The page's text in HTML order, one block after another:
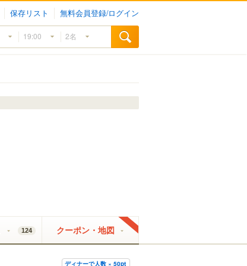
保存リスト 無料会員登録/ログイン
124 クーポン・地図
ディナーで人数 × 50pt